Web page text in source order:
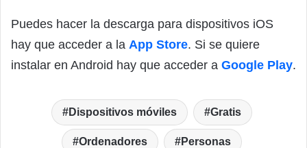
Puedes hacer la descarga para dispositivos iOS
hay que acceder a la App Store. Si se quiere
instalar en Android hay que acceder a Google Play.
Dispositivos móviles Gratis
Ordenadores Personas